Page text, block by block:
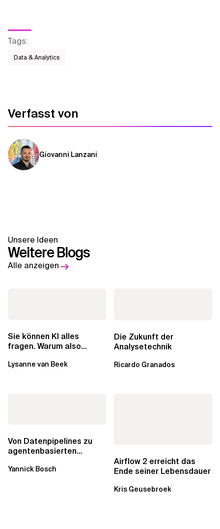
Tags:
Data & Analytics
Verfasst von
Giovanni Lanzani
Unsere Ideen
Weitere Blogs
Alle anzeigen
Sie können KI alles
fragen. Warum also
noch?
Lysanne van Beek
Die Zukunft der
Analysetechnik
Ricardo Granados
Von Datenpipelines zu
agentenbasierten
Analytics...
Yannick Bosch
Airflow 2 erreicht das
Ende seiner Lebensdauer
Kris Geusebroek